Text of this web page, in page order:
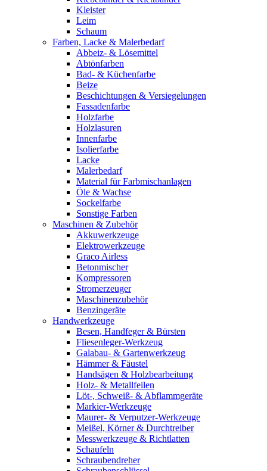
Kleister
Leim
Schaum
Farben, Lacke & Malerbedarf
Abbeiz- & Lösemittel
Abtönfarben
Bad- & Küchenfarbe
Beize
Beschichtungen & Versiegelungen
Fassadenfarbe
Holzfarbe
Holzlasuren
Innenfarbe
Isolierfarbe
Lacke
Malerbedarf
Material für Farbmischanlagen
Öle & Wachse
Sockelfarbe
Sonstige Farben
Maschinen & Zubehör
Akkuwerkzeuge
Elektrowerkzeuge
Graco Airless
Betonmischer
Kompressoren
Stromerzeuger
Maschinenzubehör
Benzingeräte
Handwerkzeuge
Besen, Handfeger & Bürsten
Fliesenleger-Werkzeug
Galabau- & Gartenwerkzeug
Hämmer & Fäustel
Handsägen & Holzbearbeitung
Holz- & Metallfeilen
Löt-, Schweiß- & Abflammgeräte
Markier-Werkzeuge
Maurer- & Verputzer-Werkzeuge
Meißel, Körner & Durchtreiber
Messwerkzeuge & Richtlatten
Schaufeln
Schraubendreher